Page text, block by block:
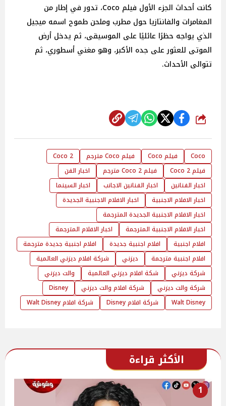
كانت أحداث الجزء الأول فيلم Coco، تدور في إطار من
المغامرات والفانتازيا حول مطرب وملحن طموح اسمه ميجيل
الذي يواجه حظرًا عائليًا على الموسيقى، ثم يدخل أرض
الموتى للعثور على جده الأكبر، وهو مغني أسطوري، ثم
تتوالى الأحداث.
شارك
Coco فيلم Coco فيلم Coco مترجم
Coco 2
فيلم Coco 2
فيلم Coco 2 مترجم
اخبار الفن
اخبار الفنانين
اخبار الفنانين الاجانب
اخبار السينما
اخبار الافلام الاجنبية
اخبار الافلام الاجنبية الجديدة
اخبار الافلام الاجنبية الجديدة المترجمة
اخبار الافلام الاجنبية المترجمة
اخبار الافلام المترجمة
افلام اجنبية
افلام اجنبية جديدة
افلام اجنبية جديدة مترجمة
افلام اجنبية مترجمة
ديزني
شركة افلام ديزني العالمية
شركة ديزني
شكة افلام ديزني العالمية
والت ديزني
شركة والت ديزني
شركة افلام والت ديزني
Disney
Walt Disney
شركة افلام Disney شركة افلام Walt Disney
الأكثر قراءة
1